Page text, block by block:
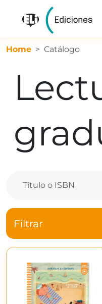
Home Catálogo
Filtrar